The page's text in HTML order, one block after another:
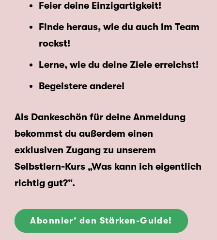
Feier deine Einzigartigkeit!
Finde heraus, wie du auch im Team
rockst!
Lerne, wie du deine Ziele erreichst!
Begeistere andere!
Als Dankeschön für deine Anmeldung
bekommst du außerdem einen
exklusiven Zugang zu unserem
Selbstlern-Kurs „Was kann ich eigentlich
richtig gut?“.
Abonnier‘ den Stärken-Guide!